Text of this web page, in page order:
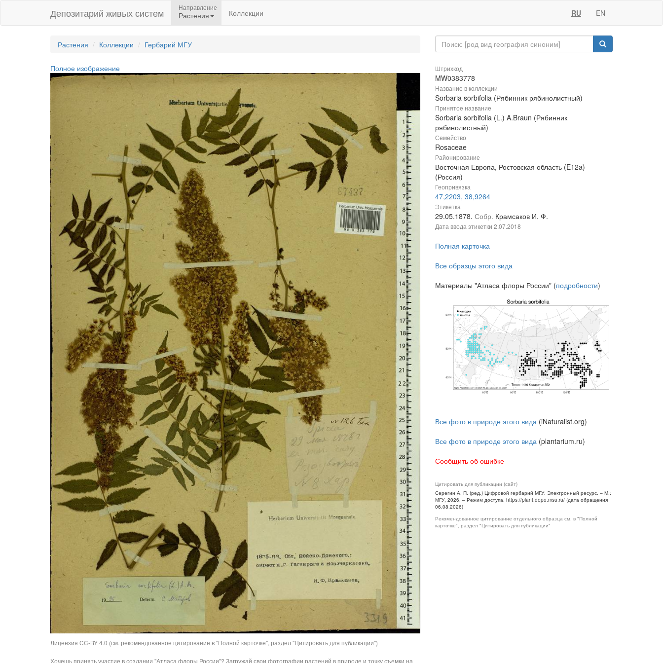
Депозитарий живых систем Направление
Растения Коллекции RU EN
Растения Коллекции Гербарий МГУ
Полное изображение
Лицензия CC-BY 4.0 (см. рекомендованное цитирование в "Полной карточке", раздел "Цитировать для публикации")
Хочешь принять участие в создании "Атласа флоры России"? Загружай свои фотографии растений в природе и точку съемки на
Штрихкод
MW0383778
Название в коллекции
Sorbaria sorbifolia (Рябинник рябинолистный)
Принятое название
Sorbaria sorbifolia (L.) A.Braun (Рябинник
рябинолистный)
Семейство
Rosaceae
Районирование
Восточная Европа, Ростовская область (E12a)
(Россия)
Геопривязка
47,2203, 38,9264
Этикетка
29.05.1878. Собр. Крамсаков И. Ф.
Дата ввода этикетки 2.07.2018
Полная карточка
Все образцы этого вида
Материалы "Атласа флоры России" (подробности)
Все фото в природе этого вида (iNaturalist.org)
Все фото в природе этого вида (plantarium.ru)
Сообщить об ошибке
Цитировать для публикации (сайт)
Серегин А. П. (ред.) Цифровой гербарий МГУ: Электронный ресурс. – М.:
МГУ, 2026. – Режим доступа: https://plant.depo.msu.ru/ (дата обращения
06.08.2026)
Рекомендованное цитирование отдельного образца см. в "Полной
карточке", раздел "Цитировать для публикации"